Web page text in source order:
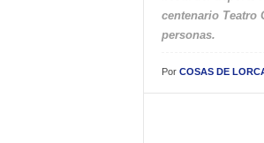
centenario Teatro
personas.
Por COSAS DE